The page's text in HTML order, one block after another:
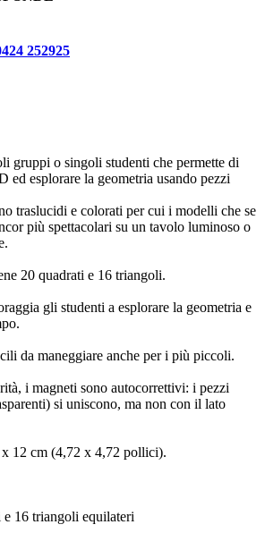
252925
gruppi o singoli studenti che permette di
ed esplorare la geometria usando pezzi
traslucidi e colorati per cui i modelli che se
più spettacolari su un tavolo luminoso o
20 quadrati e 16 triangoli.
gli studenti a esplorare la geometria e
da maneggiare anche per i più piccoli.
i magneti sono autocorrettivi: i pezzi
si uniscono, ma non con il lato
12 cm (4,72 x 4,72 pollici).
16 triangoli equilateri